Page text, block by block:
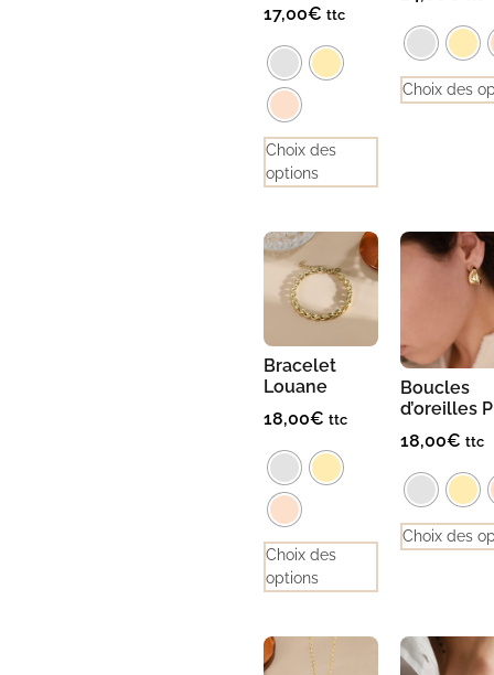
17,00€ ttc
Choix des
options
Choix des
Bracelet
Louane
18,00€ ttc
Choix des
options
Boucles
d’oreilles
18,00€ ttc
Choix des